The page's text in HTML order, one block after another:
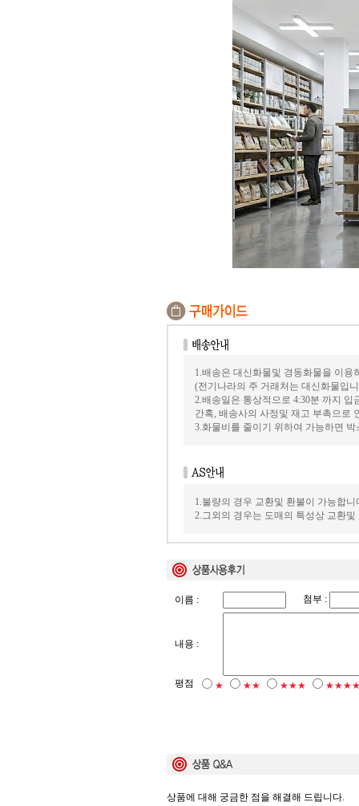
1.배송은 대신화물및 경동화물을 이용
(전기나라의 주 거래처는 대신화물입
2.배송일은 통상적으로 4:30분 까지
간혹, 배송사의 사정및 재고 부촉으로
3.화물비를 줄이기 위하여 가능하면
1.불량의 경우 교환및 환불이 가능합니
2.그외의 경우는 도매의 특성상 교환
이름 : 첨부 :
내용 :
평점 ★ ★★ ★★★
상품에 대해 궁금한 점을 해결해 드립니다.